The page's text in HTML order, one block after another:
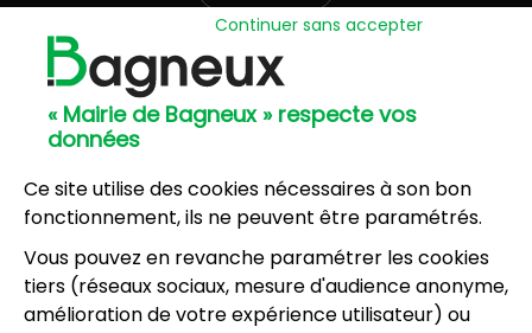
« Mairie de Bagneux » respecte vos
données
Ce site utilise des cookies nécessaires à son bon
fonctionnement, ils ne peuvent être paramétrés.
Vous pouvez en revanche paramétrer les cookies
tiers (réseaux sociaux, mesure d'audience anonyme,
amélioration de votre expérience utilisateur) ou
Continuer sans accepter
Hôtel de Ville
57, avenue Henri Ravera - 92220 Bagneux
01 42 31 60 00
8, résidence du Port Galand - 92220 Bagneux
01 45 47 62 00
NOUS CONTACTER